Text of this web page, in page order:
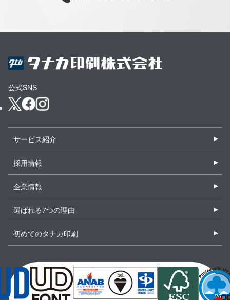
公式SNS
サービス紹介
採用情報
企業情報
選ばれる7つの理由
初めてのタナカ印刷